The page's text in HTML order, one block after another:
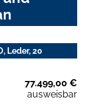
Leder, 20
77.499,00 €
ausweisbar